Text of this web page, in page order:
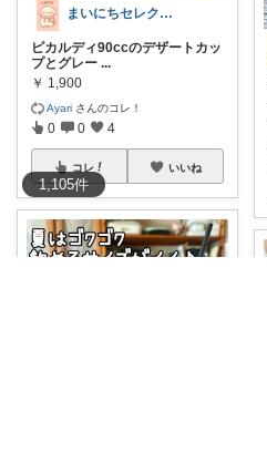
1,105件
まいにちセレクトdays
ピカルディ90ccのデザートカッ
プとグレー ...
￥ 1,900
Ayari さんのコレ！
0 0 4
コレ いいね